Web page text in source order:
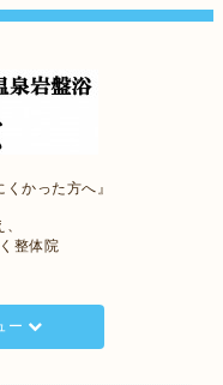
かった方へ』
整体院
ー